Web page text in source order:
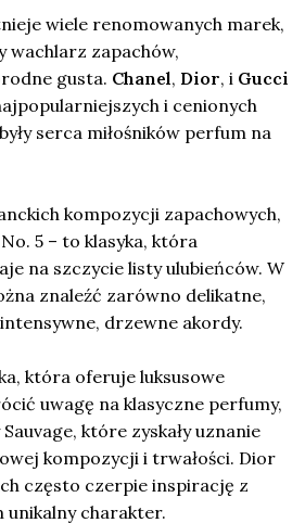
wiele renomowanych marek,
wachlarz zapachów,
gusta. Chanel, Dior, i Gucci
i cenionych
serca miłośników perfum na
kompozycji zapachowych,
5 – to klasyka, która
na szczycie listy ulubieńców. W
znaleźć zarówno delikatne,
drzewne akordy.
która oferuje luksusowe
uwagę na klasyczne perfumy,
które zyskały uznanie
kompozycji i trwałości. Dior
często czerpie inspirację z
unikalny charakter.